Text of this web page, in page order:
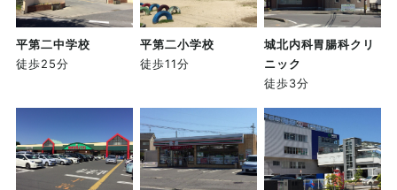
平第二中学校
徒歩25分
平第二小学校
徒歩11分
城北内科胃腸科クリ
ニック
徒歩3分